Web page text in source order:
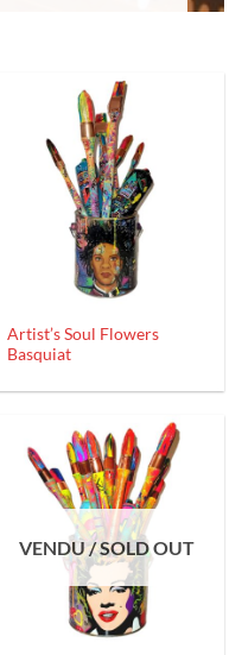
Artist’s Soul Flowers
Basquiat
VENDU / SOLD OUT